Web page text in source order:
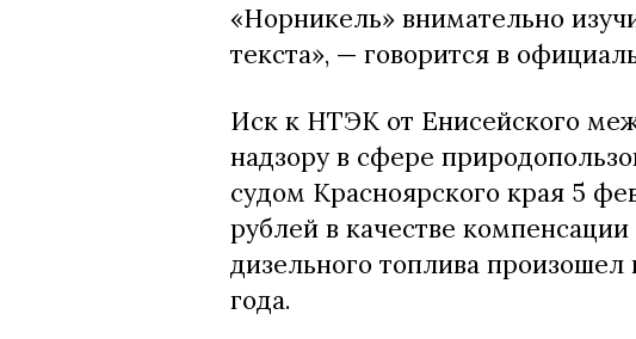
«Норникель» внимательно
текста», — говорится в
Иск к НТЭК от Енисейского
надзору в сфере
судом Красноярского края 5
рублей в качестве
дизельного топлива
года.